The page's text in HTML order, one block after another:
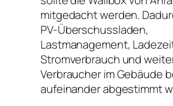
mitgedacht werden.
PV-Überschussladen,
Lastmanagement,
Stromverbrauch und
Verbraucher im Gebäude
aufeinander abgestimmt